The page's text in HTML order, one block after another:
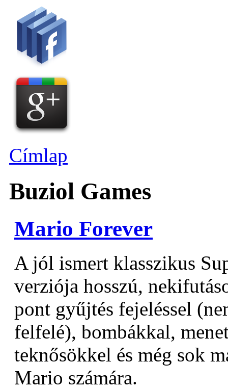
Címlap
Buziol Games
Mario Forever
A jól ismert klasszikus
verziója hosszú,
pont gyűjtés fejeléssel
felfelé), bombákkal,
teknősökkel és még sok
Mario számára.